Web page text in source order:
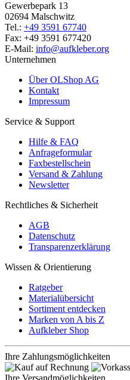
Gewerbepark 13
02694 Malschwitz
Tel.: +49 3591 67740
Fax: +49 3591 677420
E-Mail: info@aufkleber.org
Unternehmen
Über OLShop AG
Kontakt
Impressum
Service & Support
Hilfe & FAQ
Anfrageformular
Faxbestellschein
Versand & Zahlung
Newsletter
Rechtliches & Sicherheit
AGB
Datenschutz
Transparenzerklärung
Wissen & Orientierung
Ratgeber
Materialübersicht
Sortiment entdecken
Marken von A bis Z
Aufkleber Shop
Ihre Zahlungsmöglichkeiten